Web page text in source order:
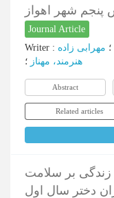
پنجم شهر اهواز
Journal Article
Writer : ؛ مهرابی زاده
هنرمند، مهناز ؛
Abstract
Related articles
زندگی بر سلامت
دختر سال اول